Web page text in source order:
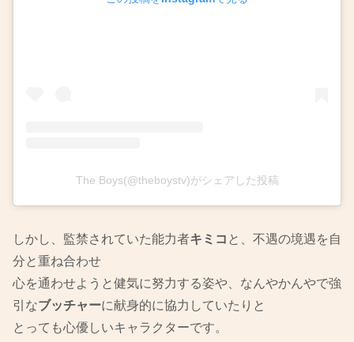
The Boys(@theboystv)がシェアした投稿
しかし、監禁されていた能力者キミコ と、不遇の境遇を自
分と重ね合わせ
心を通わせようと健気に努力する姿や、なんやかんやで強
引なブッチャーに献身的に協力していたりと
とっても心優しいキャラクターです。